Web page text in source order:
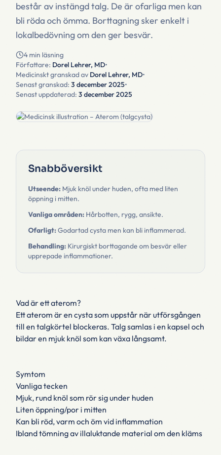
består av instängd talg. De är ofarliga men kan
bli röda och ömma. Borttagning sker enkelt i
lokalbedövning om den ger besvär.
4 min läsning
Författare: Dorel Lehrer, MD•
Medicinskt granskad av Dorel Lehrer, MD•
Senast granskad: 3 december 2025•
Senast uppdaterad: 3 december 2025
Snabböversikt
Utseende: Mjuk knöl under huden, ofta med liten
öppning i mitten.
Vanliga områden: Hårbotten, rygg, ansikte.
Ofarligt:Godartad cysta men kan bli inflammerad.
Behandling: Kirurgiskt borttagande om besvär eller
upprepade inflammationer.
Vad är ett aterom?
Ett aterom är en cysta som uppstår när utförsgången
till en talgkörtel blockeras. Talg samlas i en kapsel och
bildar en mjuk knöl som kan växa långsamt.
Symtom
Vanliga tecken
Mjuk, rund knöl som rör sig under huden
Liten öppning/por i mitten
Kan bli röd, varm och öm vid inflammation
Ibland tömning av illaluktande material om den kläms